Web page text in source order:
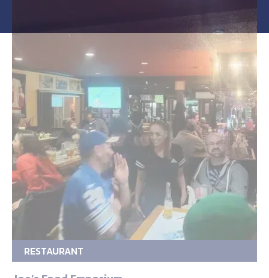
RESTAURANT